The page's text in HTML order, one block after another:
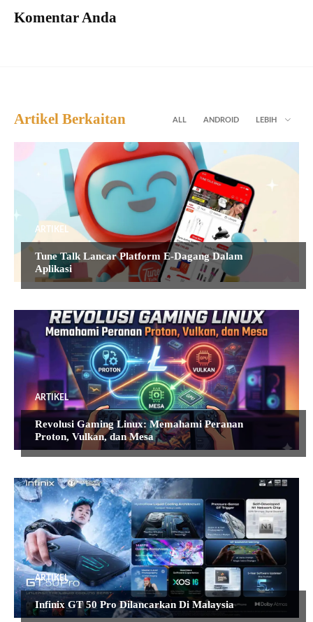
Komentar Anda
Artikel Berkaitan ALL ANDROID LEBIH
ARTIKEL
Tune Talk Lancar Platform E-Dagang Dalam
Aplikasi
ARTIKEL
Revolusi Gaming Linux: Memahami Peranan
Proton, Vulkan, dan Mesa
ARTIKEL
Infinix GT 50 Pro Dilancarkan Di Malaysia